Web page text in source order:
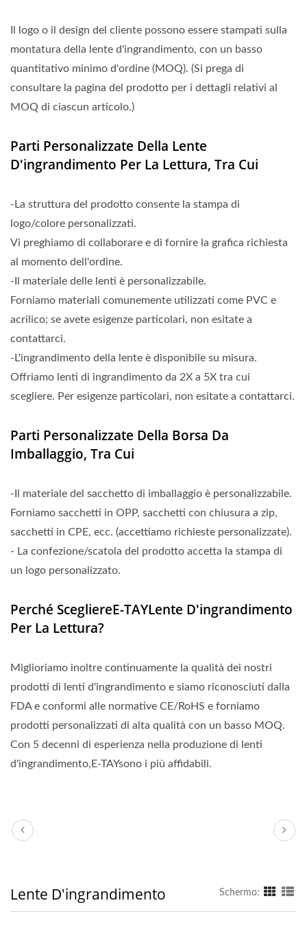
Il logo o il design del cliente possono essere stampati sulla
montatura della lente d'ingrandimento, con un basso
quantitativo minimo d'ordine (MOQ). (Si prega di
consultare la pagina del prodotto per i dettagli relativi al
MOQ di ciascun articolo.)
Parti Personalizzate Della Lente
D'ingrandimento Per La Lettura, Tra Cui
-La struttura del prodotto consente la stampa di
logo/colore personalizzati.
Vi preghiamo di collaborare e di fornire la grafica richiesta
al momento dell'ordine.
-Il materiale delle lenti è personalizzabile.
Forniamo materiali comunemente utilizzati come PVC e
acrilico; se avete esigenze particolari, non esitate a
contattarci.
-L'ingrandimento della lente è disponibile su misura.
Offriamo lenti di ingrandimento da 2X a 5X tra cui
scegliere. Per esigenze particolari, non esitate a contattarci.
Parti Personalizzate Della Borsa Da
Imballaggio, Tra Cui
-Il materiale del sacchetto di imballaggio è personalizzabile.
Forniamo sacchetti in OPP, sacchetti con chiusura a zip,
sacchetti in CPE, ecc. (accettiamo richieste personalizzate).
- La confezione/scatola del prodotto accetta la stampa di
un logo personalizzato.
Perché ScegliereE-TAYLente D'ingrandimento
Per La Lettura?
Miglioriamo inoltre continuamente la qualità dei nostri
prodotti di lenti d'ingrandimento e siamo riconosciuti dalla
FDA e conformi alle normative CE/RoHS e forniamo
prodotti personalizzati di alta qualità con un basso MOQ.
Con 5 decenni di esperienza nella produzione di lenti
d'ingrandimento,E-TAYsono i più affidabili.
Lente D'ingrandimento Schermo: